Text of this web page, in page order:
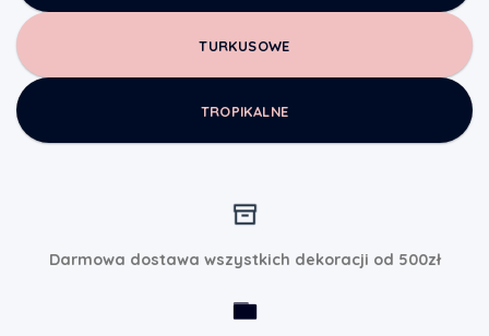
TURKUSOWE
TROPIKALNE
Darmowa dostawa wszystkich dekoracji od 500zł